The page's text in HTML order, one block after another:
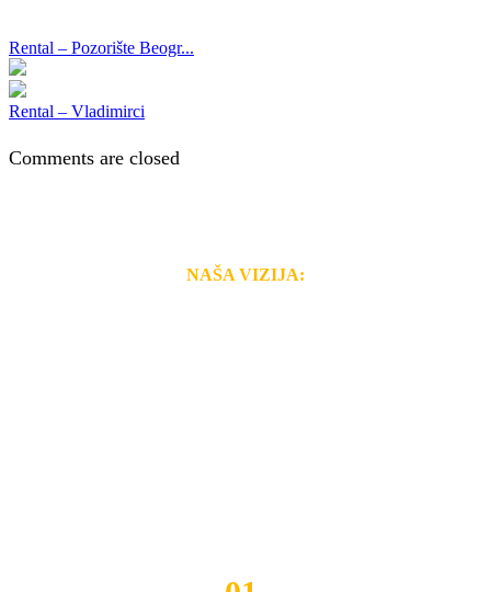
Rental – Pozorište Beogr...
Rental – Vladimirci
Comments are closed
NAŠA VIZIJA: